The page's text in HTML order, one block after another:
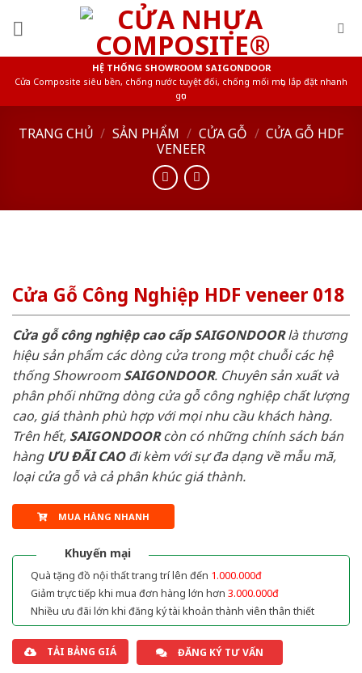
HỆ THỐNG SHOWROOM SAIGONDOOR
Cửa Composite siêu bền, chống nước tuyệt đối, chống mối mọt, lắp đặt nhanh
gọn
TRANG CHỦ / SẢN PHẨM / CỬA GỖ / CỬA GỖ HDF
VENEER
Cửa Gỗ Công Nghiệp HDF veneer 018
Cửa gỗ công nghiệp cao cấp SAIGONDOORlà thương
hiệu sản phẩm các dòng cửa trong một chuỗi các hệ
thống ShowroomSAIGONDOOR. Chuyên sản xuất và
phân phối những dòng cửa gỗ công nghiệp chất lượng
cao, giá thành phù hợp với mọi nhu cầu khách hàng.
Trên hết, SAIGONDOORcòn có những chính sách bán
hàng ƯU ĐÃI CAOđi kèm với sự đa dạng về mẫu mã,
loại cửa gỗ và cả phân khúc giá thành.
MUA HÀNG NHANH
Khuyến mại
Quà tặng đồ nội thất trang trí lên đến 1.000.000đ
Giảm trực tiếp khi mua đơn hàng lớn hơn 3.000.000đ
Nhiều ưu đãi lớn khi đăng ký tài khoản thành viên thân thiết
TẢI BẢNG GIÁ ĐĂNG KÝ TƯ VẤN